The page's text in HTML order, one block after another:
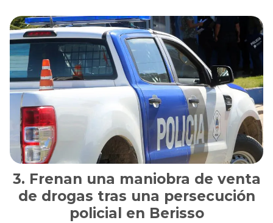
Frenan una maniobra de venta
de drogas tras una persecución
policial en Berisso